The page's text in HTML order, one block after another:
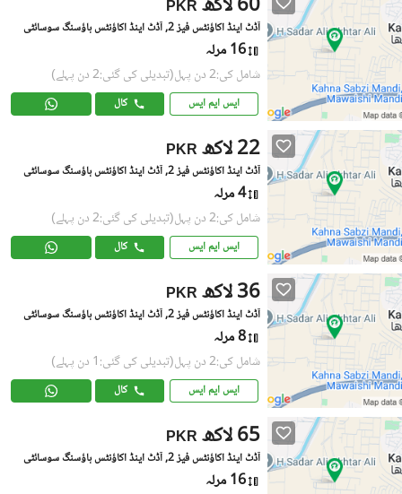
PKR 60 لاکھ
آڈٹ اینڈ اکاؤنٹس فیز 2, آڈٹ اینڈ اکاؤنٹس ہاؤسنگ سوسائٹی
16 مرلہ
شامل کی:2 دن پہل (تبدیلی کی گئی:2 دن پہلے)
ایس ایم ایس کال
PKR 22 لاکھ
آڈٹ اینڈ اکاؤنٹس فیز 2, آڈٹ اینڈ اکاؤنٹس ہاؤسنگ سوسائٹی
4 مرلہ
شامل کی:2 دن پہل (تبدیلی کی گئی:2 دن پہلے)
ایس ایم ایس کال
PKR 36 لاکھ
آڈٹ اینڈ اکاؤنٹس فیز 2, آڈٹ اینڈ اکاؤنٹس ہاؤسنگ سوسائٹی
8 مرلہ
شامل کی:2 دن پہل (تبدیلی کی گئی:1 دن پہلے)
ایس ایم ایس کال
PKR 65 لاکھ
آڈٹ اینڈ اکاؤنٹس فیز 2, آڈٹ اینڈ اکاؤنٹس ہاؤسنگ سوسائٹی
16 مرلہ